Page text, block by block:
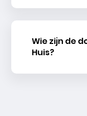
Wie zijn de
Huis?